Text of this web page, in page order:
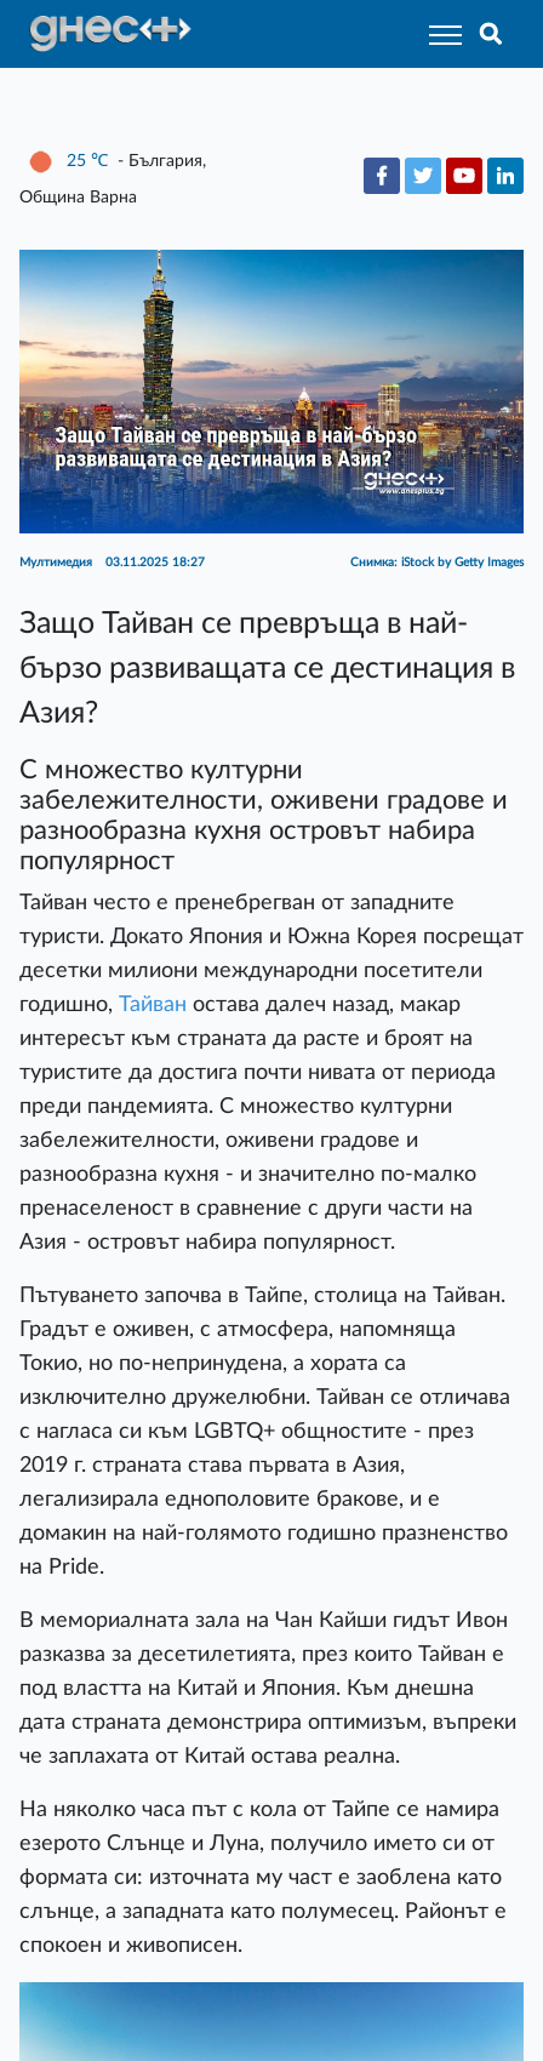
25 ℃ - България,
Община Варна
Мултимедия 03.11.2025 18:27 Снимка: iStock by Getty Images
Защо Тайван се превръща в най-
бързо развиващата се дестинация в
Азия?
С множество културни
забележителности, оживени градове и
разнообразна кухня островът набира
популярност
Тайван често е пренебрегван от западните
туристи. Докато Япония и Южна Корея посрещат
десетки милиони международни посетители
годишно, Тайван остава далеч назад, макар
интересът към страната да расте и броят на
туристите да достига почти нивата от периода
преди пандемията. С множество културни
забележителности, оживени градове и
разнообразна кухня - и значително по-малко
пренаселеност в сравнение с други части на
Азия - островът набира популярност.
Пътуването започва в Тайпе, столица на Тайван.
Градът е оживен, с атмосфера, напомняща
Токио, но по-непринудена, а хората са
изключително дружелюбни. Тайван се отличава
с нагласа си към LGBTQ+ общностите - през
2019 г. страната става първата в Азия,
легализирала еднополовите бракове, и е
домакин на най-голямото годишно празненство
на Pride.
В мемориалната зала на Чан Кайши гидът Ивон
разказва за десетилетията, през които Тайван е
под властта на Китай и Япония. Към днешна
дата страната демонстрира оптимизъм, въпреки
че заплахата от Китай остава реална.
На няколко часа път с кола от Тайпе се намира
езерото Слънце и Луна, получило името си от
формата си: източната му част е заоблена като
слънце, а западната като полумесец. Районът е
спокоен и живописен.